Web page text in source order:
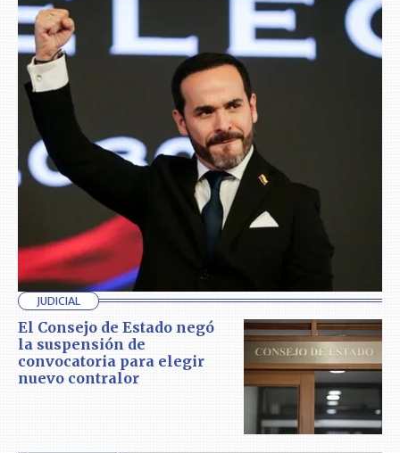
JUDICIAL
El Consejo de Estado negó
la suspensión de
convocatoria para elegir
nuevo contralor